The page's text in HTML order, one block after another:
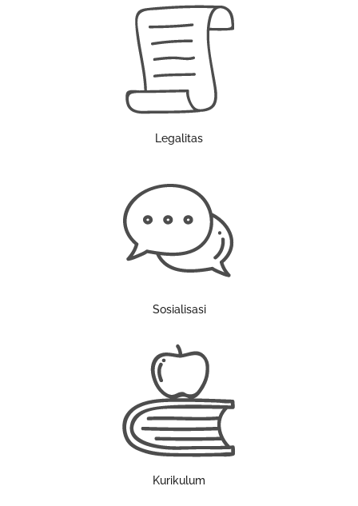
Legalitas
Sosialisasi
Kurikulum